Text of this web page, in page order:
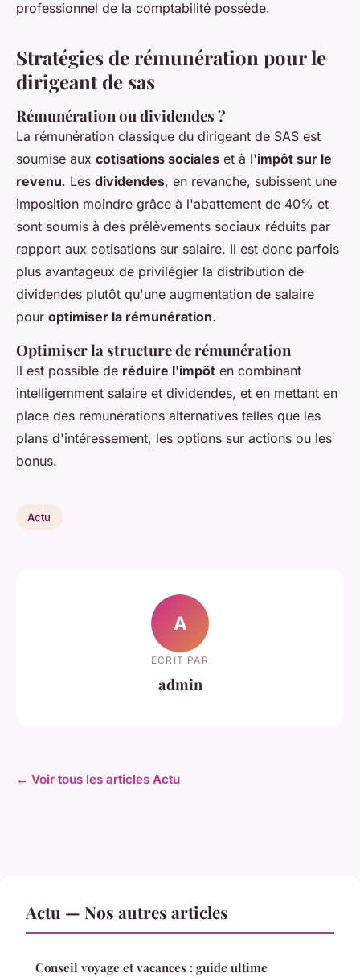
professionnel de la comptabilité possède.
Stratégies de rémunération pour le
dirigeant de sas
Rémunération ou dividendes ?
La rémunération classique du dirigeant de SAS est
soumise aux cotisations sociales et à l'impôt sur le
revenu. Les dividendes, en revanche, subissent une
imposition moindre grâce à l'abattement de 40% et
sont soumis à des prélèvements sociaux réduits par
rapport aux cotisations sur salaire. Il est donc parfois
plus avantageux de privilégier la distribution de
dividendes plutôt qu'une augmentation de salaire
pour optimiser la rémunération.
Optimiser la structure de rémunération
Il est possible de réduire l'impôt en combinant
intelligemment salaire et dividendes, et en mettant en
place des rémunérations alternatives telles que les
plans d'intéressement, les options sur actions ou les
bonus.
Actu
A
ECRIT PAR
admin
← Voir tous les articles Actu
Actu — Nos autres articles
Conseil voyage et vacances : guide ultime